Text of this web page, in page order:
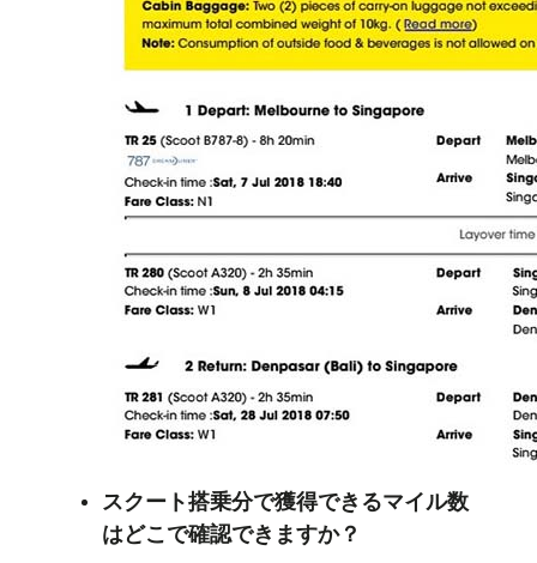
スクート搭乗分で獲得できるマイル数
はどこで確認できますか？